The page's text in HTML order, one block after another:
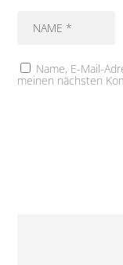
Name, E-Mail-
meinen nächsten